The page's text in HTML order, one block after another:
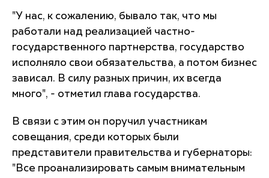
"У нас, к сожалению, бывало так, что мы
работали над реализацией частно-
государственного партнерства, государство
исполняло свои обязательства, а потом бизнес
зависал. В силу разных причин, их всегда
много", - отметил глава государства.
В связи с этим он поручил участникам
совещания, среди которых были
представители правительства и губернаторы:
"Все проанализировать самым внимательным